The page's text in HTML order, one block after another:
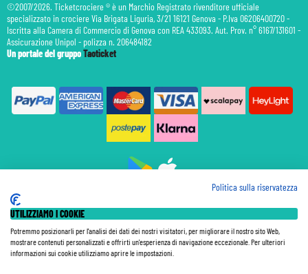
©2007/2026. Ticketcrociere ® è un Marchio Registrato rivenditore ufficiale
specializzato in crociere Via Brigata Liguria, 3/21 16121 Genova - P.Iva 06206400720 -
Iscritta alla Camera di Commercio di Genova con REA 433093. Aut. Prov. n° 6167/131601 -
Assicurazione Unipol - polizza n. 206484182
Un portale del gruppoTaoticket
Assicurazione
Le Tariffe pubblicate si intendono per persona (p.p.) con Tasse e Diritti Portuali inclusi. Le quote di
Politica sulla riservatezza
UTILIZZIAMO I COOKIE
Potremmo posizionarli per l'analisi dei dati dei nostri visitatori, per migliorare il nostro sito Web,
mostrare contenuti personalizzati e offrirti un'esperienza di navigazione eccezionale. Per ulteriori
informazioni sui cookie utilizziamo aprire le impostazioni.